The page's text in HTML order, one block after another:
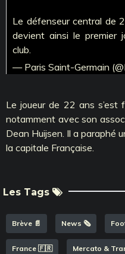
Le défenseur central de
devient ainsi le premier
club.
— Paris Saint-Germain
Le joueur de 22 ans s’est
notamment avec son
Dean Huijsen. Il a paraphé
la capitale Française.
Les Tags
Brève 📄 News 🗞️
France 🇫🇷 Mercato &